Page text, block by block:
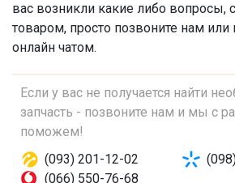
вас возникли какие либо вопросы,
товаром, просто позвоните нам или
онлайн чатом.
Если у вас не получается найти
запчасть - позвоните нам и мы с
поможем!
(093) 201-12-02
(066) 550-76-68